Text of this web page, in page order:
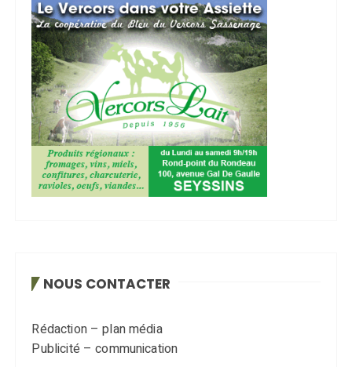
NOUS CONTACTER
Rédaction – plan média
Publicité – communication